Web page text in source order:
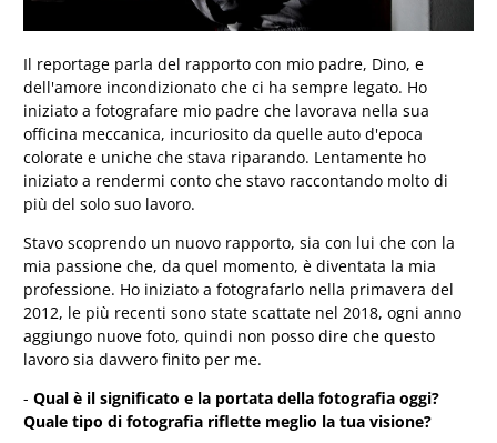
Il reportage parla del rapporto con mio padre, Dino, e
dell'amore incondizionato che ci ha sempre legato. Ho
iniziato a fotografare mio padre che lavorava nella sua
officina meccanica, incuriosito da quelle auto d'epoca
colorate e uniche che stava riparando. Lentamente ho
iniziato a rendermi conto che stavo raccontando molto di
più del solo suo lavoro.
Stavo scoprendo un nuovo rapporto, sia con lui che con la
mia passione che, da quel momento, è diventata la mia
professione. Ho iniziato a fotografarlo nella primavera del
2012, le più recenti sono state scattate nel 2018, ogni anno
aggiungo nuove foto, quindi non posso dire che questo
lavoro sia davvero finito per me.
-Qual è il significato e la portata della fotografia oggi?
Quale tipo di fotografia riflette meglio la tua visione?